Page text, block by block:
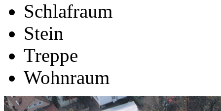
Schlafraum
Stein
Treppe
Wohnraum